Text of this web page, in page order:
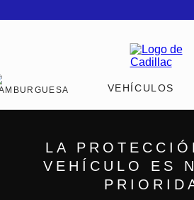
LA
VEHÍCULO ES